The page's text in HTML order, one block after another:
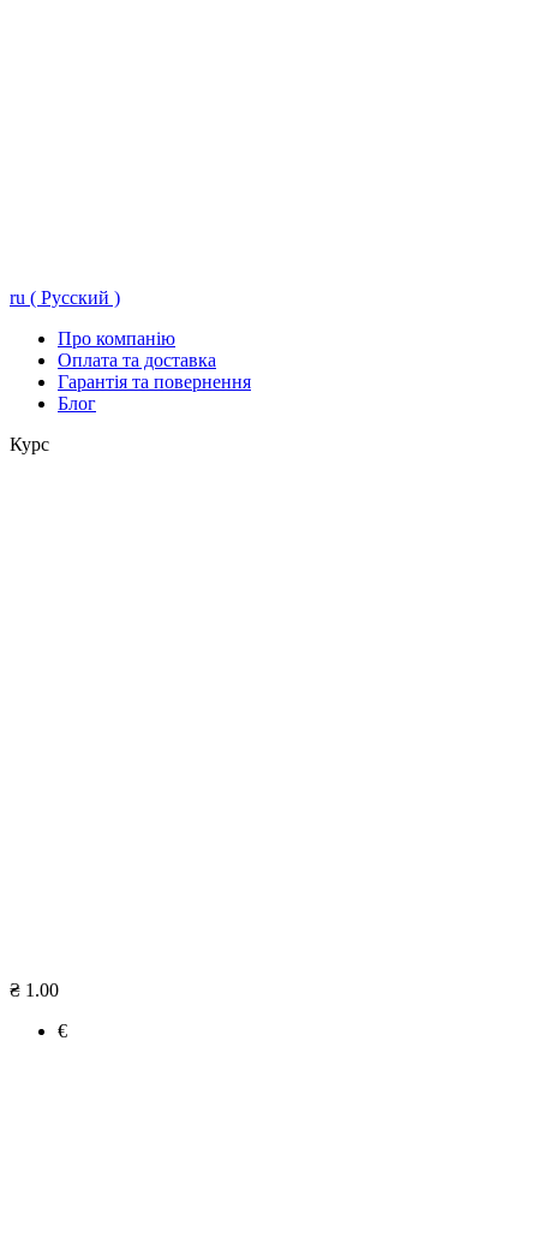
ru ( Русский )
Про компанію
Оплата та доставка
Гарантія та повернення
Блог
Курс
₴ 1.00
€